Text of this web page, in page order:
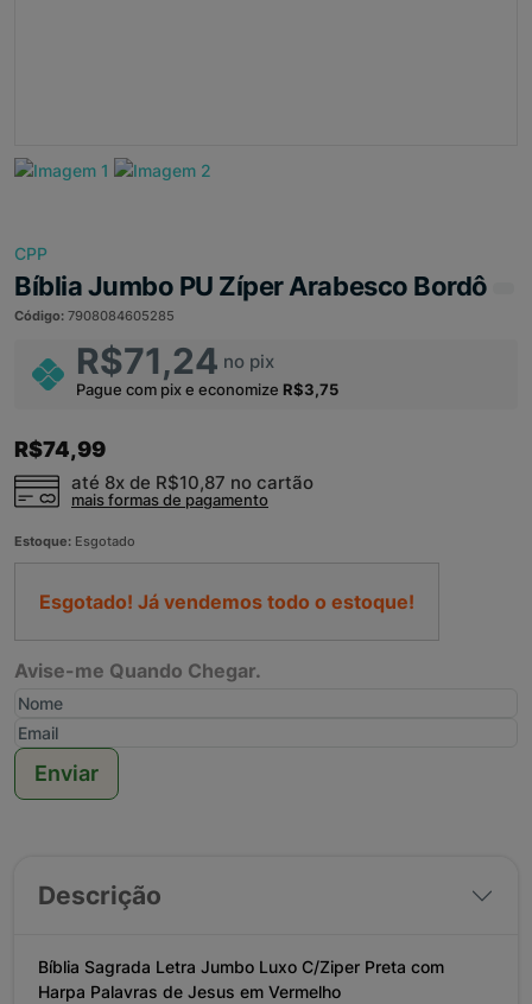
CPP
Bíblia Jumbo PU Zíper Arabesco Bordô
Código: 7908084605285
R$71,24 no pix
Pague com pix e economize R$3,75
R$74,99
até 8x de R$10,87 no cartão
mais formas de pagamento
Estoque: Esgotado
Esgotado! Já vendemos todo o estoque!
Avise-me Quando Chegar.
Enviar
Descrição
Bíblia Sagrada Letra Jumbo Luxo C/Ziper Preta com
Harpa Palavras de Jesus em Vermelho